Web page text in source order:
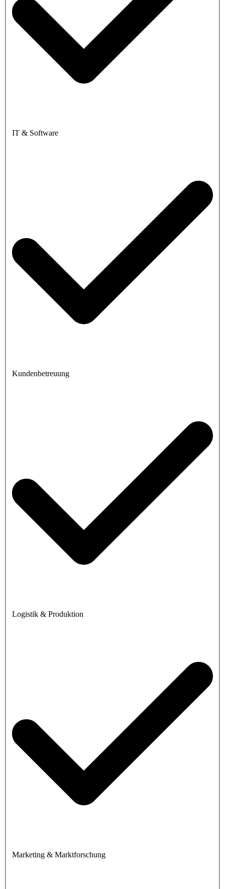
IT & Software
Kundenbetreuung
Logistik & Produktion
Marketing & Marktforschung